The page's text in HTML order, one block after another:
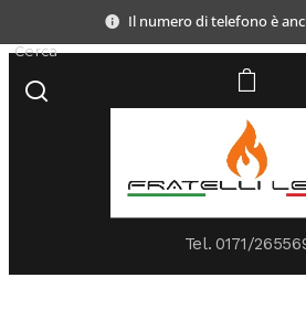
Il numero di telefono è
Tel. 0171/
Cerca